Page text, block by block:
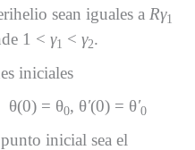
sean iguales a Rγ1
1 < γ1 < γ2.
iniciales
= θ0, θ′(0) = θ′0
inicial sea el